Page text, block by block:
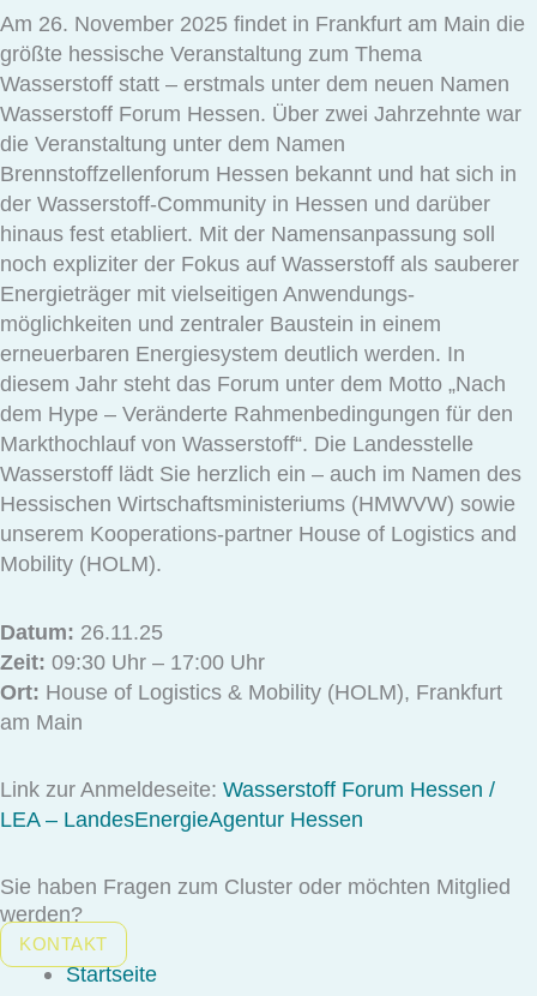
Am 26. November 2025 findet in Frankfurt am Main die
größte hessische Veranstaltung zum Thema
Wasserstoff statt – erstmals unter dem neuen Namen
Wasserstoff Forum Hessen. Über zwei Jahrzehnte war
die Veranstaltung unter dem Namen
Brennstoffzellenforum Hessen bekannt und hat sich in
der Wasserstoff-Community in Hessen und darüber
hinaus fest etabliert. Mit der Namensanpassung soll
noch expliziter der Fokus auf Wasserstoff als sauberer
Energieträger mit vielseitigen Anwendungs-
möglichkeiten und zentraler Baustein in einem
erneuerbaren Energiesystem deutlich werden. In
diesem Jahr steht das Forum unter dem Motto „Nach
dem Hype – Veränderte Rahmenbedingungen für den
Markthochlauf von Wasserstoff“. Die Landesstelle
Wasserstoff lädt Sie herzlich ein – auch im Namen des
Hessischen Wirtschaftsministeriums (HMWVW) sowie
unserem Kooperations-partner House of Logistics and
Mobility (HOLM).
Datum: 26.11.25
Zeit: 09:30 Uhr – 17:00 Uhr
Ort: House of Logistics & Mobility (HOLM), Frankfurt
am Main
Link zur Anmeldeseite: Wasserstoff Forum Hessen /
LEA – LandesEnergieAgentur Hessen
Sie haben Fragen zum Cluster oder möchten Mitglied
werden?
KONTAKT
Startseite